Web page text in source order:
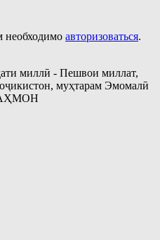
необходимо авторизоваться.
миллӣ - Пешвои миллат,
муҳтарам Эмомалӣ